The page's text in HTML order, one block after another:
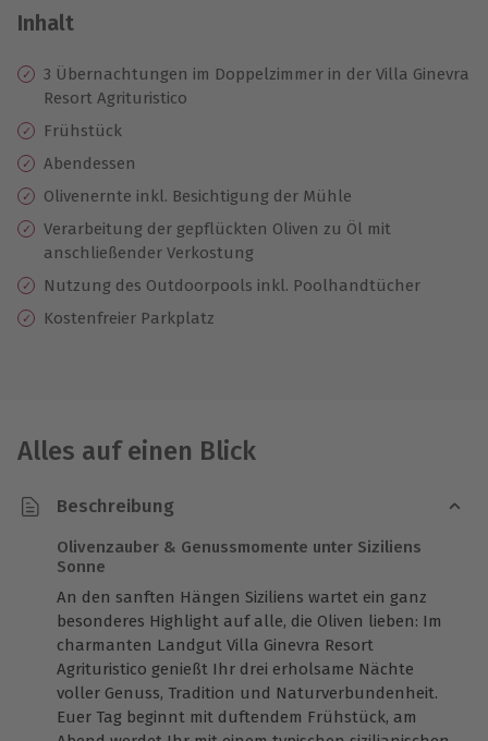
3 Jahre gültig & verlängerbar.
Inhalt
3 Übernachtungen im Doppelzimmer in der Villa Ginevra
Resort Agrituristico
Frühstück
Abendessen
Olivenernte inkl. Besichtigung der Mühle
Verarbeitung der gepflückten Oliven zu Öl mit
anschließender Verkostung
Nutzung des Outdoorpools inkl. Poolhandtücher
Kostenfreier Parkplatz
Alles auf einen Blick
Beschreibung
Olivenzauber & Genussmomente unter Siziliens
Sonne
An den sanften Hängen Siziliens wartet ein ganz
besonderes Highlight auf alle, die Oliven lieben: Im
charmanten Landgut Villa Ginevra Resort
Agrituristico genießt Ihr drei erholsame Nächte
voller Genuss, Tradition und Naturverbundenheit.
Euer Tag beginnt mit duftendem Frühstück, am